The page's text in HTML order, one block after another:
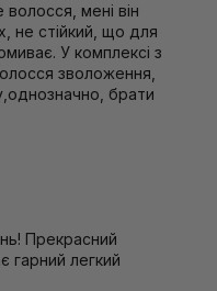
мені він
не стійкий, що для
У комплексі з
зволоження,
брати
Прекрасний
гарний легкий